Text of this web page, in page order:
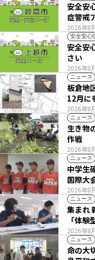
2026年8
安全安
症警戒
安全安心
2026年8
安全安
さい
ニュース
2026年8
板倉地
12月に
ニュース
2026年8
生き物
作戦
ニュース
2026年8
中学生
国際大
ニュース
2026年8
集まれ
「体験
ニュース
命の大